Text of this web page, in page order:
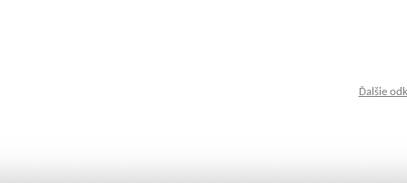
Ďalšie